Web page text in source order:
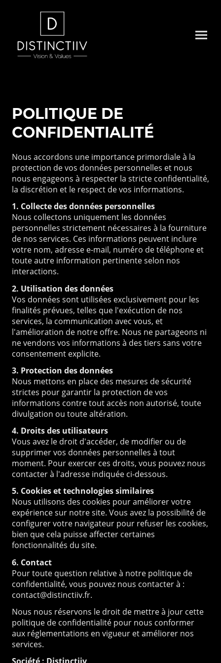
POLITIQUE DE
CONFIDENTIALITÉ
Nous accordons une importance primordiale à la
protection de vos données personnelles et nous
nous engageons à respecter la stricte confidentialité,
la discrétion et le respect de vos informations.
1. Collecte des données personnelles
Nous collectons uniquement les données
personnelles strictement nécessaires à la fourniture
de nos services. Ces informations peuvent inclure
votre nom, adresse e-mail, numéro de téléphone et
toute autre information pertinente selon nos
interactions.
2. Utilisation des données
Vos données sont utilisées exclusivement pour les
finalités prévues, telles que l'exécution de nos
services, la communication avec vous, et
l'amélioration de notre offre. Nous ne partageons ni
ne vendons vos informations à des tiers sans votre
consentement explicite.
3. Protection des données
Nous mettons en place des mesures de sécurité
strictes pour garantir la protection de vos
informations contre tout accès non autorisé, toute
divulgation ou toute altération.
4. Droits des utilisateurs
Vous avez le droit d'accéder, de modifier ou de
supprimer vos données personnelles à tout
moment. Pour exercer ces droits, vous pouvez nous
contacter à l'adresse indiquée ci-dessous.
5. Cookies et technologies similaires
Nous utilisons des cookies pour améliorer votre
expérience sur notre site. Vous avez la possibilité de
configurer votre navigateur pour refuser les cookies,
bien que cela puisse affecter certaines
fonctionnalités du site.
6. Contact
Pour toute question relative à notre politique de
confidentialité, vous pouvez nous contacter à :
contact@distinctiiv.fr.
Nous nous réservons le droit de mettre à jour cette
politique de confidentialité pour nous conformer
aux réglementations en vigueur et améliorer nos
services.